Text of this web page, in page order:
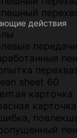
действия
передачи
sheet 60
желтая карточка
карточка